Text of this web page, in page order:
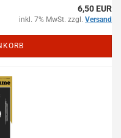
6,50 EUR
inkl. 7% MwSt. zzgl. Versand